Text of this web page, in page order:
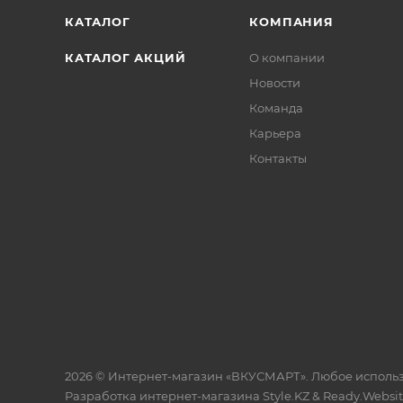
КАТАЛОГ
КАТАЛОГ АКЦИЙ
КОМПАНИЯ
О компании
Новости
Команда
Карьера
Контакты
2026 © Интернет-магазин «ВКУСМАРТ». Любое
Разработка интернет-магазина Style.KZ&